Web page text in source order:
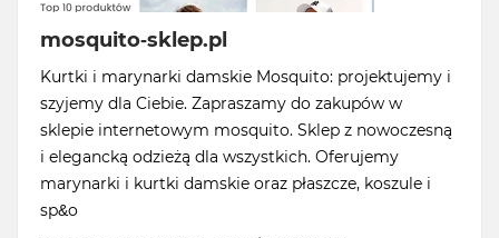
mosquito-sklep.pl
Kurtki i marynarki damskie Mosquito: projektujemy i
szyjemy dla Ciebie. Zapraszamy do zakupów w
sklepie internetowym mosquito. Sklep z nowoczesną
i elegancką odzieżą dla wszystkich. Oferujemy
marynarki i kurtki damskie oraz płaszcze, koszule i
sp&o